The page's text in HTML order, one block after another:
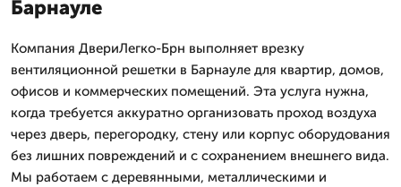
Барнауле
Компания ДвериЛегко-Брн выполняет врезку
вентиляционной решетки в Барнауле для квартир, домов,
офисов и коммерческих помещений. Эта услуга нужна,
когда требуется аккуратно организовать проход воздуха
через дверь, перегородку, стену или корпус оборудования
без лишних повреждений и с сохранением внешнего вида.
Мы работаем с деревянными, металлическими и